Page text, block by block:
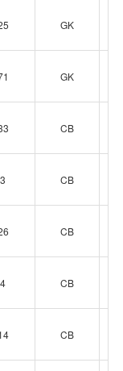
GK
GK
CB
3 CB
CB
4 CB
CB